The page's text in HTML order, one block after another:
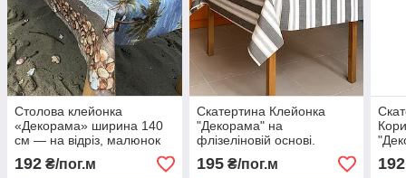
Столова клейонка
«Декорама» ширина 140
см — на відріз, малюнок
море й мушлі
192 ₴/пог.м
Скатертина Клейонка
"Декорама" на
флізеліновій основі.
Ширина: 1,4 м
195₴/пог.м 192